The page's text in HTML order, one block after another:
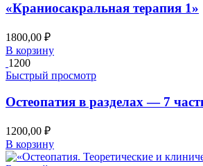
«Краниосакральная терапия 1»
1800,00 ₽
В корзину
1200
Быстрый просмотр
Остеопатия в разделах — 7
1200,00 ₽
В корзину